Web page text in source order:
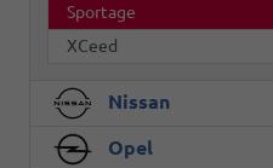
Sportage
XCeed
Nissan
Opel